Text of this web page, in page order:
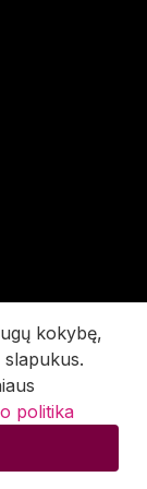
kokybę,
politika